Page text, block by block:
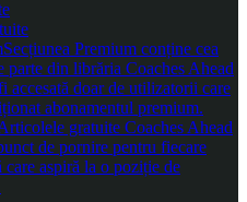
Secțiunea Premium conține cea
parte din librăria Coaches Ahead
accesată doar de utilizatorii care
abonamentul premium.
gratuite Coaches Ahead
de pornire pentru fiecare
care aspiră la o poziție de